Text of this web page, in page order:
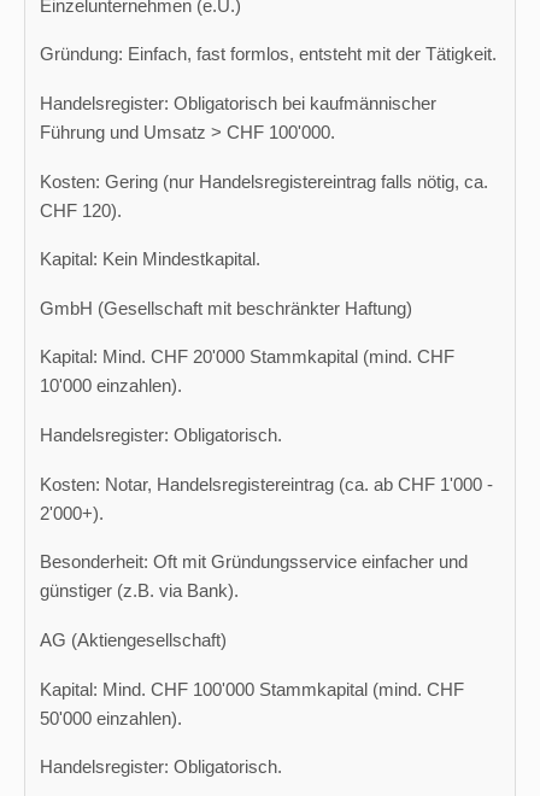
Einzelunternehmen (e.U.)
Gründung: Einfach, fast formlos, entsteht mit der Tätigkeit.
Handelsregister: Obligatorisch bei kaufmännischer
Führung und Umsatz > CHF 100'000.
Kosten: Gering (nur Handelsregistereintrag falls nötig, ca.
CHF 120).
Kapital: Kein Mindestkapital.
GmbH (Gesellschaft mit beschränkter Haftung)
Kapital: Mind. CHF 20'000 Stammkapital (mind. CHF
10'000 einzahlen).
Handelsregister: Obligatorisch.
Kosten: Notar, Handelsregistereintrag (ca. ab CHF 1'000 -
2'000+).
Besonderheit: Oft mit Gründungsservice einfacher und
günstiger (z.B. via Bank).
AG (Aktiengesellschaft)
Kapital: Mind. CHF 100'000 Stammkapital (mind. CHF
50'000 einzahlen).
Handelsregister: Obligatorisch.